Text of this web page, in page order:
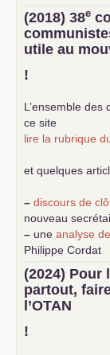
(2018) 38e
utile au
!
L’ensemble des
ce site
lire la rubrique
et quelques
– discours de
nouveau
– une analyse
Philippe Cordat
–
un texte de
science sociale
–un appel
d’Europe
–
(2024) Pour
partout,
l’OTAN
!